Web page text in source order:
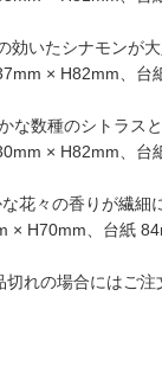
いたシナモンが大
× H82mm、
数種のシトラス
× H82mm、
花々の香りが繊細
× H70mm、台紙
れの場合にはご